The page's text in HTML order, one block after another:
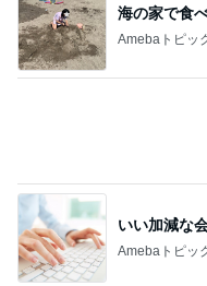
海の家で食
Amebaトピッ
アグネス 孫
Amebaトピッ